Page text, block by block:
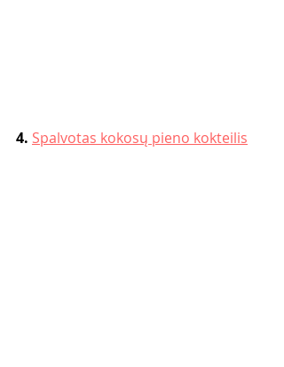
4. Spalvotas kokosų pieno kokteilis